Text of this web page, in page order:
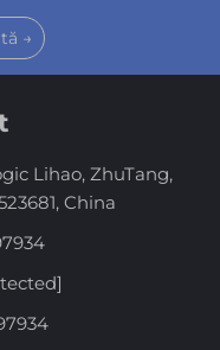
→
Lihao, ZhuTang,
China